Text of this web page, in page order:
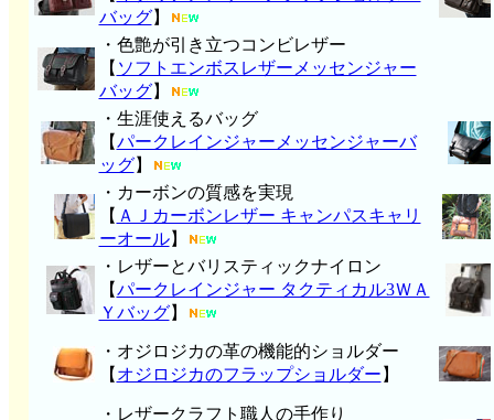
バッグ】
・色艶が引き立つコンビレザー
【 ソフトエンボスレザーメッセンジャー
バッグ】
・生涯使えるバッグ
【パークレインジャーメッセンジャーバ
ッグ】
・カーボンの質感を実現
【 ＡＪカーボンレザー キャンパスキャリ
ーオール】
・レザーとバリスティックナイロン
【パークレインジャー タクティカル3ＷＡ
Ｙバッグ】
・オジロジカの革の機能的ショルダー
【 オジロジカのフラップショルダー 】
・レザークラフト職人の手作り